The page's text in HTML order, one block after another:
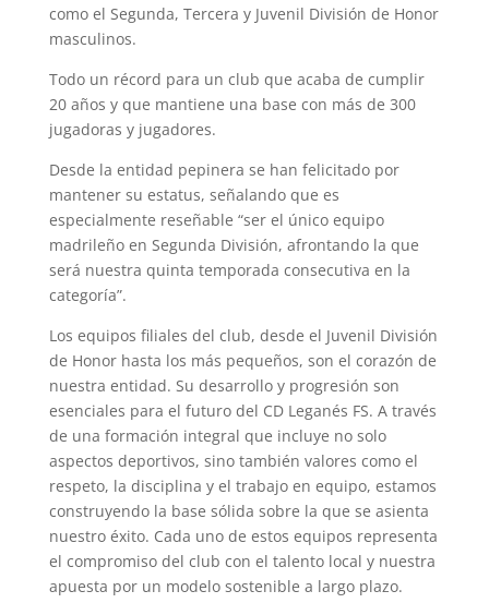
como el Segunda, Tercera y Juvenil División de Honor
masculinos.
Todo un récord para un club que acaba de cumplir
20 años y que mantiene una base con más de 300
jugadoras y jugadores.
Desde la entidad pepinera se han felicitado por
mantener su estatus, señalando que es
especialmente reseñable “ser el único equipo
madrileño en Segunda División, afrontando la que
será nuestra quinta temporada consecutiva en la
categoría”.
Los equipos filiales del club, desde el Juvenil División
de Honor hasta los más pequeños, son el corazón de
nuestra entidad. Su desarrollo y progresión son
esenciales para el futuro del CD Leganés FS. A través
de una formación integral que incluye no solo
aspectos deportivos, sino también valores como el
respeto, la disciplina y el trabajo en equipo, estamos
construyendo la base sólida sobre la que se asienta
nuestro éxito. Cada uno de estos equipos representa
el compromiso del club con el talento local y nuestra
apuesta por un modelo sostenible a largo plazo.